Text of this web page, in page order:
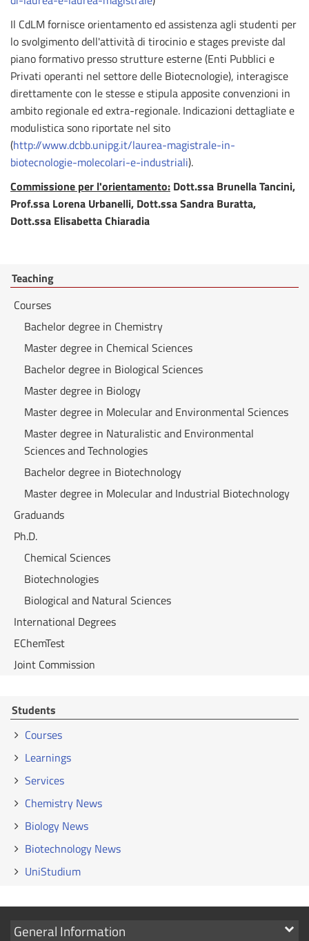
Il CdLM fornisce orientamento ed assistenza agli studenti per
lo svolgimento dell'attività di tirocinio e stages previste dal
piano formativo presso strutture esterne (Enti Pubblici e
Privati operanti nel settore delle Biotecnologie), interagisce
direttamente con le stesse e stipula apposite convenzioni in
ambito regionale ed extra-regionale. Indicazioni dettagliate e
modulistica sono riportate nel sito
(http://www.dcbb.unipg.it/laurea-magistrale-in-
biotecnologie-molecolari-e-industriali).
Commissione per l'orientamento: Dott.ssa Brunella Tancini,
Prof.ssa Lorena Urbanelli, Dott.ssa Sandra Buratta,
Dott.ssa Elisabetta Chiaradia
Teaching
Courses
Bachelor degree in Chemistry
Master degree in Chemical Sciences
Bachelor degree in Biological Sciences
Master degree in Biology
Master degree in Molecular and Environmental Sciences
Master degree in Naturalistic and Environmental
Sciences and Technologies
Bachelor degree in Biotechnology
Master degree in Molecular and Industrial Biotechnology
Graduands
Ph.D.
Chemical Sciences
Biotechnologies
Biological and Natural Sciences
International Degrees
EChemTest
Joint Commission
Students
Courses
Learnings
Services
Chemistry News
Biology News
Biotechnology News
UniStudium
Show
General Information